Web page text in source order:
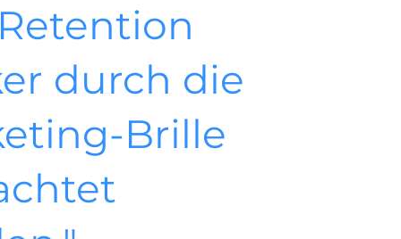
durch die
Brille